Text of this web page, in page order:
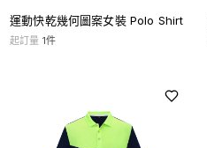
運動快乾幾何圖案女裝 Polo Shirt
起訂量 1件